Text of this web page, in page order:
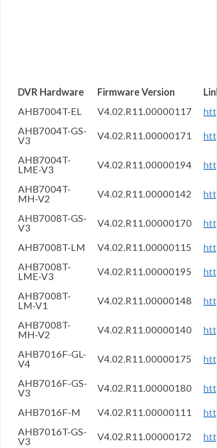
DVR Hardware Firmware Version
AHB7004T-EL
V4.02.R11.00000117
AHB7004T-GS-
V3
V4.02.R11.00000171
AHB7004T-
LME-V3
V4.02.R11.00000194
AHB7004T-
MH-V2
V4.02.R11.00000142
AHB7008T-GS-
V3
V4.02.R11.00000170
AHB7008T-LM V4.02.R11.00000115
AHB7008T-
LME-V3
V4.02.R11.00000195
AHB7008T-
LM-V1
V4.02.R11.00000148
AHB7008T-
MH-V2
V4.02.R11.00000140
AHB7016F-GL-
V4
V4.02.R11.00000175
AHB7016F-GS-
V3
V4.02.R11.00000180
AHB7016F-M V4.02.R11.00000111
AHB7016T-GS-
V3
V4.02.R11.00000172